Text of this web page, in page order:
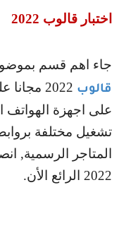
اختبار قالوب 2022
جاء اهم قسم
قالوب
2022
على اجهزة الهواتف
تشغيل مختلفة
المتاجر الرسمية,
2022 الرائع الأن.